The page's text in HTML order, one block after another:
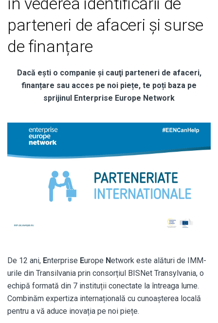
parteneri de afaceri și surse
de finanțare
Dacă eşti o companie și cauţi parteneri de afaceri,
finanțare sau acces pe noi piețe, te poți baza pe
sprijinul Enterprise Europe Network
De 12 ani, Enterprise Europe Network este alături de IMM-
urile din Transilvania prin consorțiul BISNet Transylvania, o
echipă formată din 7 instituții conectate la întreaga lume.
Combinăm expertiza internațională cu cunoașterea locală
pentru a vă aduce inovația pe noi piețe.